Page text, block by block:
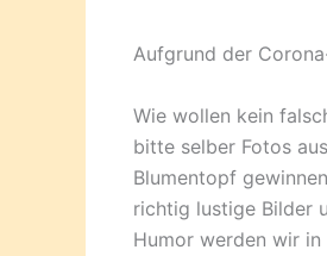
Aufgrund der
Wie wollen kein
bitte selber Fotos
Blumentopf
richtig lustige Bilder
Humor werden wir